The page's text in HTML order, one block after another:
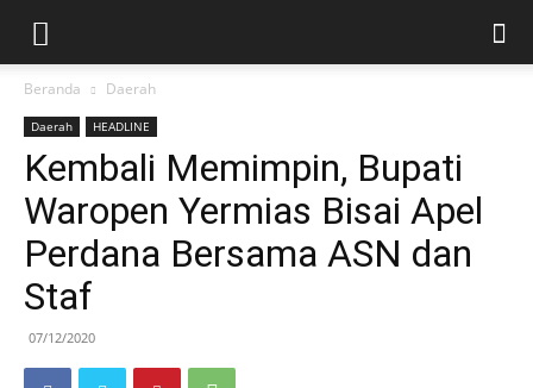
Beranda Daerah
Daerah HEADLINE
Kembali Memimpin, Bupati
Waropen Yermias Bisai Apel
Perdana Bersama ASN dan
Staf
07/12/2020